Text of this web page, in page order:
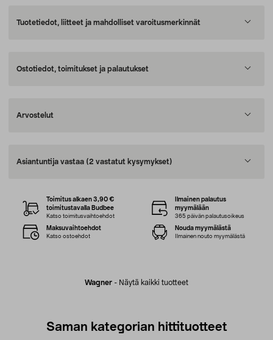
Tuotetiedot, liitteet ja mahdolliset varoitusmerkinnät
Ostotiedot, toimitukset ja palautukset
Arvostelut
Asiantuntija vastaa (2 vastatut kysymykset)
Wagner - Näytä kaikki tuotteet
Toimitus alkaen 3,90 €
toimitustavalla Budbee
Katso toimitusvaihtoehdot
Ilmainen palautus
myymälään
365 päivän palautusoikeus
Maksuvaihtoehdot
Katso ostoehdot
Nouda myymälästä
Ilmainen nouto myymälästä
Saman kategorian hittituotteet